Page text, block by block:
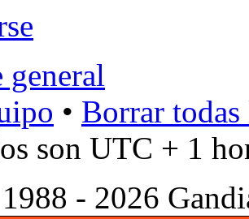
general
• Borrar
son UTC + 1
- 2026